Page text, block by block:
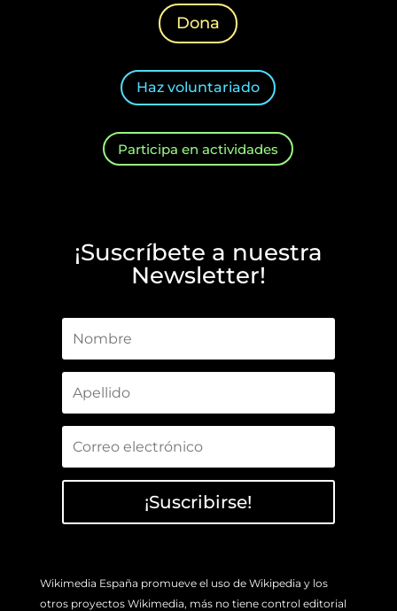
Dona
Haz voluntariado
Participa en actividades
¡Suscríbete a nuestra
Newsletter!
¡Suscribirse!
Wikimedia España promueve el uso de Wikipedia y los
otros proyectos Wikimedia, más no tiene control editorial